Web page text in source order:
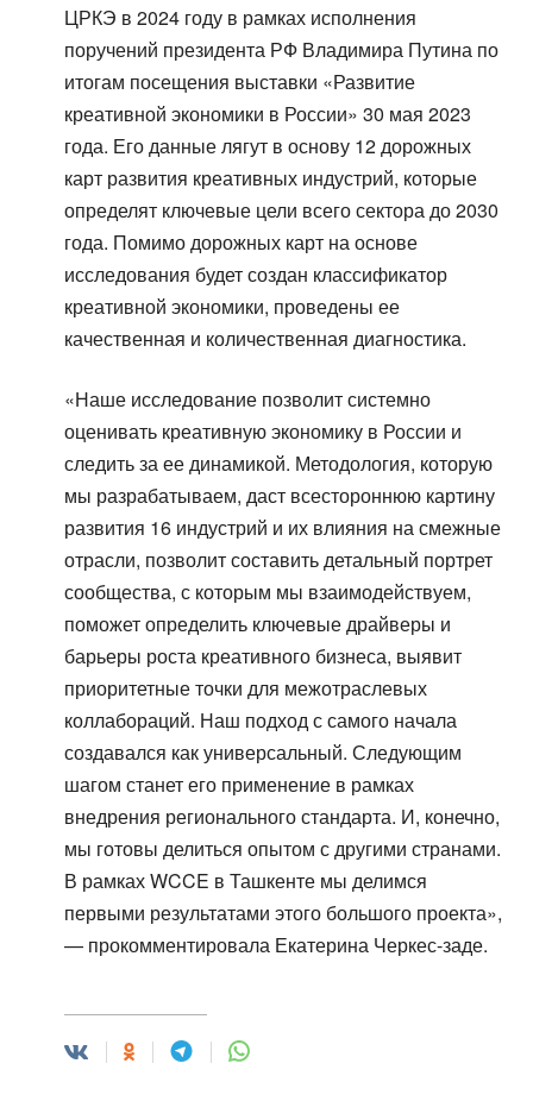
ЦРКЭ в 2024 году в рамках исполнения
поручений президента РФ Владимира Путина по
итогам посещения выставки «Развитие
креативной экономики в России» 30 мая 2023
года. Его данные лягут в основу 12 дорожных
карт развития креативных индустрий, которые
определят ключевые цели всего сектора до 2030
года. Помимо дорожных карт на основе
исследования будет создан классификатор
креативной экономики, проведены ее
качественная и количественная диагностика.
«Наше исследование позволит системно
оценивать креативную экономику в России и
следить за ее динамикой. Методология, которую
мы разрабатываем, даст всестороннюю картину
развития 16 индустрий и их влияния на смежные
отрасли, позволит составить детальный портрет
сообщества, с которым мы взаимодействуем,
поможет определить ключевые драйверы и
барьеры роста креативного бизнеса, выявит
приоритетные точки для межотраслевых
коллабораций. Наш подход с самого начала
создавался как универсальный. Следующим
шагом станет его применение в рамках
внедрения регионального стандарта. И, конечно,
мы готовы делиться опытом с другими странами.
В рамках WCCE в Ташкенте мы делимся
первыми результатами этого большого проекта»,
— прокомментировала Екатерина Черкес-заде.